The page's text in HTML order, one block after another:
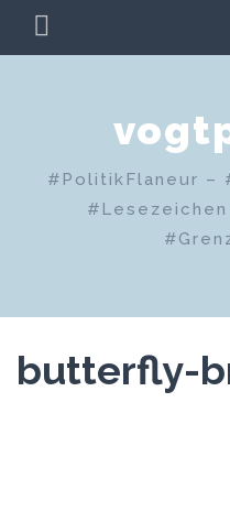
Zum
Inhalt MENÜ
#PolitikFlaneur –
butterfly-